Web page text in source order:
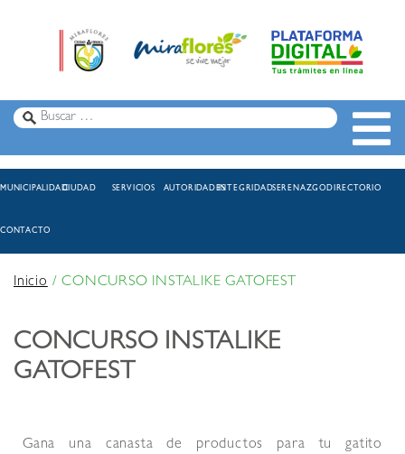
MUNICIPALIDADCIUDAD SERVICIOS AUTORIDADESINTEGRIDADSERENAZGODIRECTORIO
CONTACTO
Inicio/CONCURSO INSTALIKE GATOFEST
CONCURSO INSTALIKE
GATOFEST
Gana una canasta de productos para tu gatito